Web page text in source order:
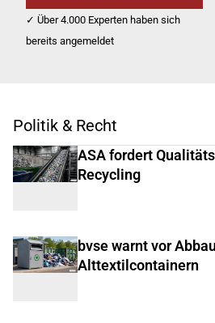
✓ Über 4.000 Experten haben sich
bereits angemeldet
Politik & Recht
ASA fordert
Recycling
bvse warnt vor
Alttextilcontainern